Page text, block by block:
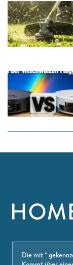
Die mit *